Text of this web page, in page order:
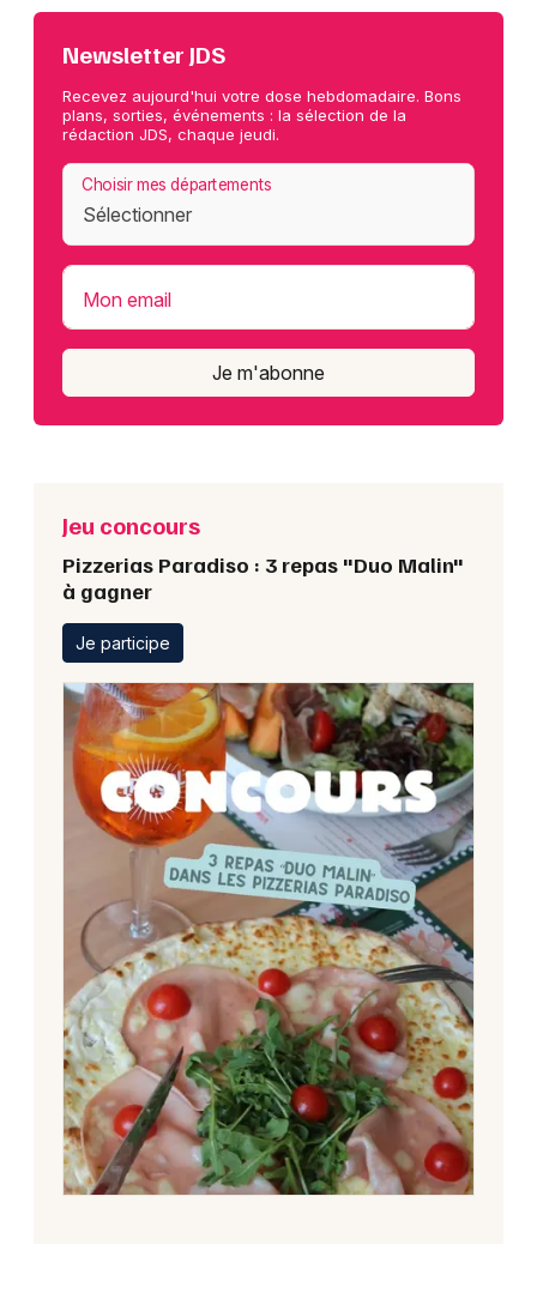
Newsletter JDS
Recevez aujourd'hui votre dose hebdomadaire. Bons
plans, sorties, événements : la sélection de la
rédaction JDS, chaque jeudi.
Choisir mes départements
Mon email
Je m'abonne
Jeu concours
Pizzerias Paradiso : 3 repas "Duo Malin"
à gagner
Je participe